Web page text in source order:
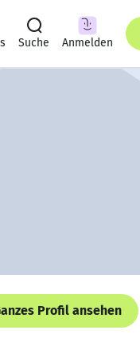
Suche Anmelden
Profil ansehen